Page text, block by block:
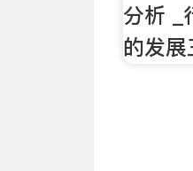
分析 _
的发